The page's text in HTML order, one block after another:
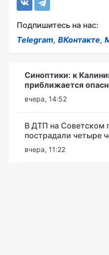
Подпишитесь на нас:
Telegram, ВКонтакте,
Синоптики: к
приближается
вчера, 14:52
В ДТП на Советском
пострадали четыре
вчера, 11:22